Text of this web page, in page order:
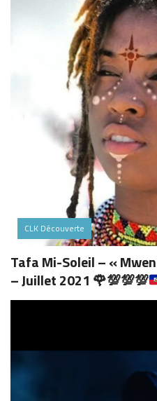
CLK Découverte
Tafa Mi-Soleil – «
– Juillet 2021 🌹💯💯💯